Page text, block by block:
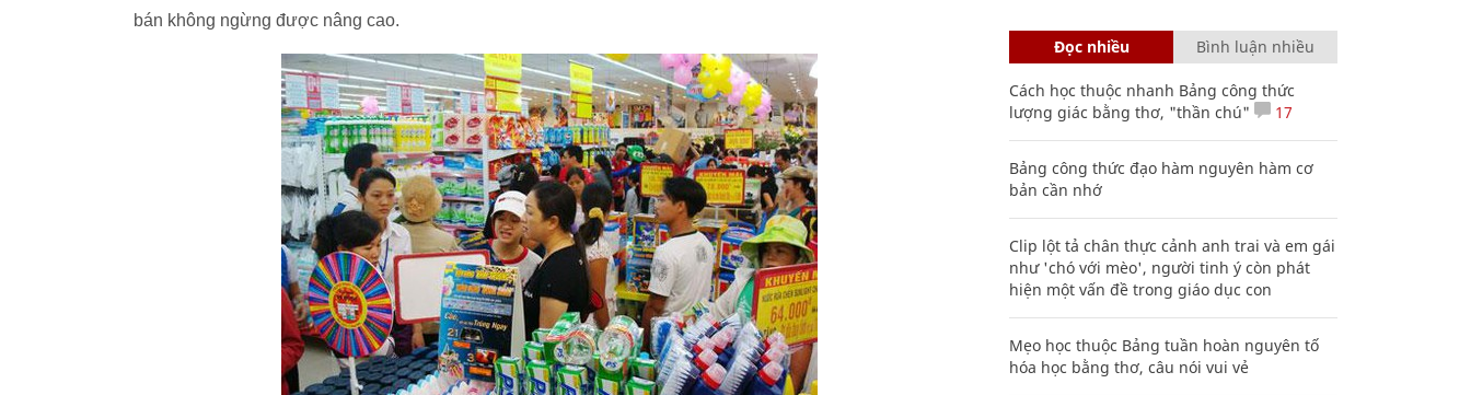
bán không ngừng được nâng cao.
Đọc nhiều Bình luận nhiều
Cách học thuộc nhanh Bảng công thức
lượng giác bằng thơ, "thần chú"
17
Bảng công thức đạo hàm nguyên hàm cơ
bản cần nhớ
Clip lột tả chân thực cảnh anh trai và em gái
như 'chó với mèo', người tinh ý còn phát
hiện một vấn đề trong giáo dục con
Mẹo học thuộc Bảng tuần hoàn nguyên tố
hóa học bằng thơ, câu nói vui vẻ